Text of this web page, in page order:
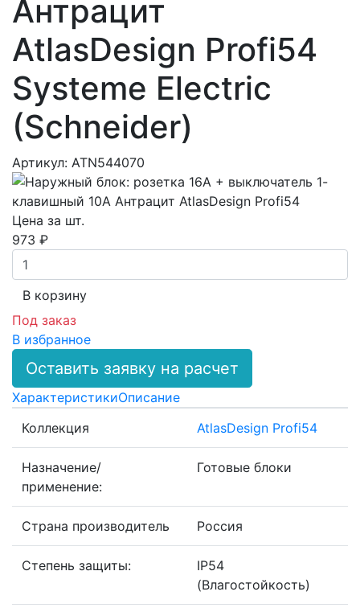
Антрацит
AtlasDesign Profi54
Systeme Electric
(Schneider)
Артикул: ATN544070
Цена за шт.
973 ₽
В корзинy
Под заказ
В избранное
Оставить заявку на расчет
ХарактеристикиОписание
Коллекция
AtlasDesign Profi54
Назначение/
применение:
Готовые блоки
Страна производитель Россия
Степень защиты:
IP54
(Влагостойкость)